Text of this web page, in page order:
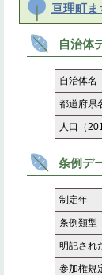
亘理町ま
自治体
自治体名
都道府県
人口（
条例デ
制定年
条例類型
明記され
参加権規